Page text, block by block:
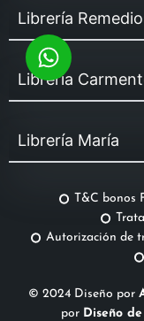
Librería
Librería
Librería María
T&C bonos
Autorización de
© 2024 Diseño por
por Diseño